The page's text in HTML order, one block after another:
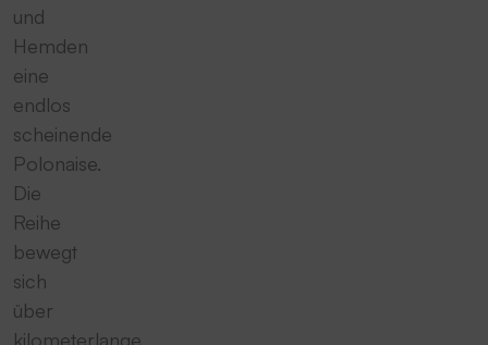
und
Hemden
eine
endlos
scheinende
Polonaise.
Die
Reihe
bewegt
sich
über
kilometerlange